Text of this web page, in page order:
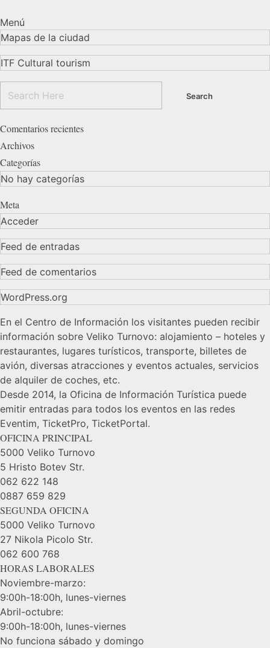
Menú
Mapas de la ciudad
ITF Cultural tourism
Comentarios recientes
Archivos
Categorías
No hay categorías
Meta
Acceder
Feed de entradas
Feed de comentarios
WordPress.org
En el Centro de Información los visitantes pueden recibir
información sobre Veliko Turnovo: alojamiento – hoteles y
restaurantes, lugares turísticos, transporte, billetes de
avión, diversas atracciones y eventos actuales, servicios
de alquiler de coches, etc.
Desde 2014, la Oficina de Información Turística puede
emitir entradas para todos los eventos en las redes
Eventim, TicketPro, TicketPortal.
OFICINA PRINCIPAL
5000 Veliko Turnovo
5 Hristo Botev Str.
062 622 148
0887 659 829
SEGUNDA OFICINA
5000 Veliko Turnovo
27 Nikola Picolo Str.
062 600 768
HORAS LABORALES
Noviembre-marzo:
9:00h-18:00h, lunes-viernes
Abril-octubre:
9:00h-18:00h, lunes-viernes
No funciona sábado y domingo